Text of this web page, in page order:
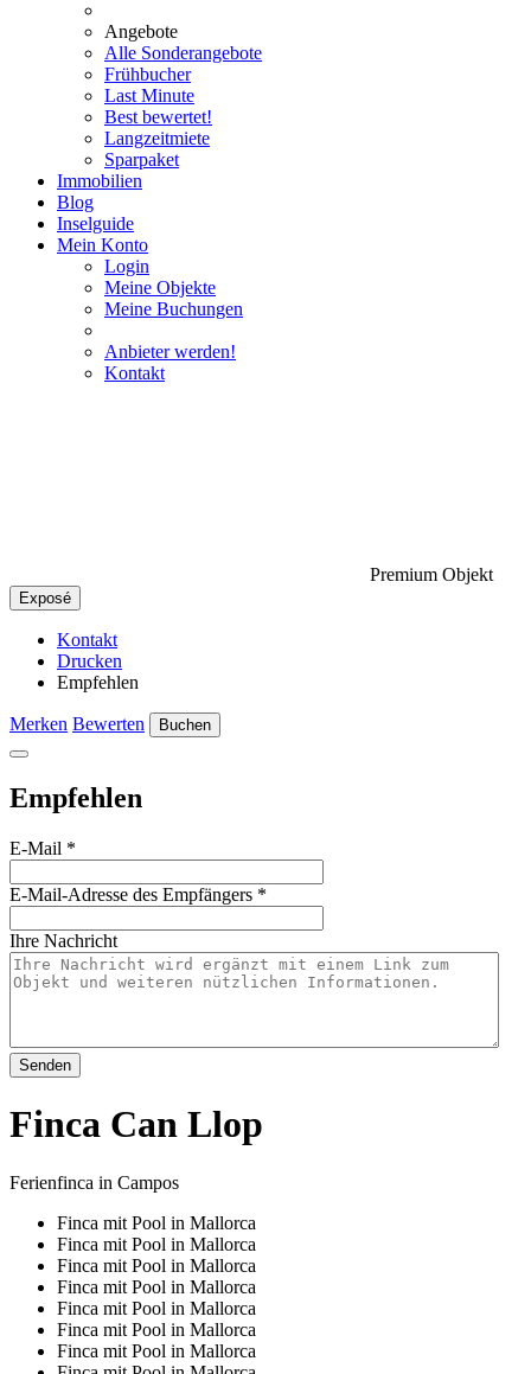
Angebote
Alle Sonderangebote
Frühbucher
Last Minute
Best bewertet!
Langzeitmiete
Sparpaket
Immobilien
Blog
Inselguide
Mein Konto
Login
Meine Objekte
Meine Buchungen
Anbieter werden!
Kontakt
Premium Objekt
Exposé
Kontakt
Drucken
Empfehlen
Merken Bewerten Buchen
Empfehlen
E-Mail *
E-Mail-Adresse des Empfängers *
Ihre Nachricht
Senden
Finca Can Llop
Ferienfinca in Campos
Finca mit Pool in Mallorca
Finca mit Pool in Mallorca
Finca mit Pool in Mallorca
Finca mit Pool in Mallorca
Finca mit Pool in Mallorca
Finca mit Pool in Mallorca
Finca mit Pool in Mallorca